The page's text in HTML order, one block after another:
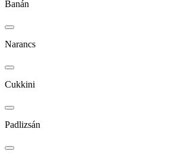
Banán
Narancs
Cukkini
Padlizsán